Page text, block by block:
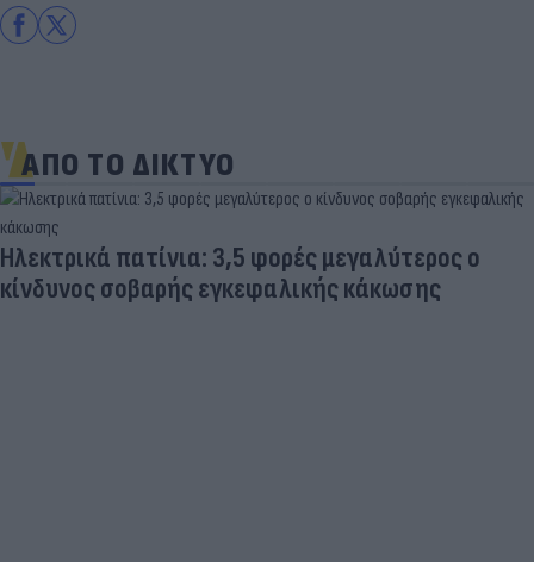
ΑΠΟ ΤΟ ΔΙΚΤΥΟ
Ηλεκτρικά πατίνια: 3,5 φορές μεγαλύτερος ο
κίνδυνος σοβαρής εγκεφαλικής κάκωσης